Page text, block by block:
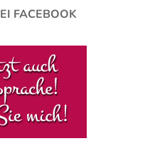
FACEBOOK